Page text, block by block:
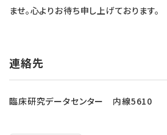
ませ。心よりお待ち申し上げております。
連絡先
臨床研究データセンター 内線5610